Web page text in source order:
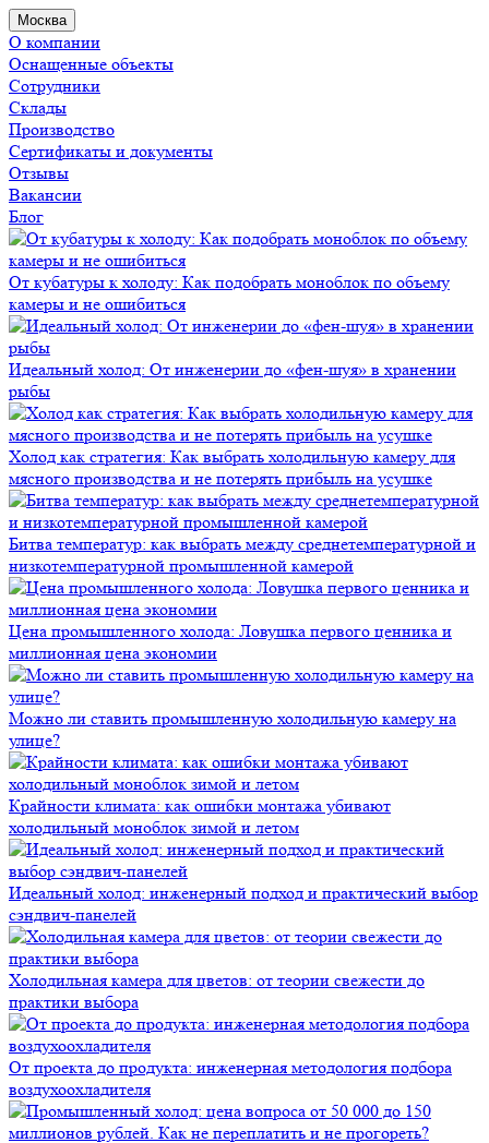
Москва
О компании
Оснащенные объекты
Сотрудники
Склады
Производство
Сертификаты и документы
Отзывы
Вакансии
Блог
От кубатуры к холоду: Как подобрать моноблок по объему
камеры и не ошибиться
Идеальный холод: От инженерии до «фен-шуя» в хранении
рыбы
Холод как стратегия: Как выбрать холодильную камеру для
мясного производства и не потерять прибыль на усушке
Битва температур: как выбрать между среднетемпературной и
низкотемпературной промышленной камерой
Цена промышленного холода: Ловушка первого ценника и
миллионная цена экономии
Можно ли ставить промышленную холодильную камеру на
улице?
Крайности климата: как ошибки монтажа убивают
холодильный моноблок зимой и летом
Идеальный холод: инженерный подход и практический выбор
сэндвич-панелей
Холодильная камера для цветов: от теории свежести до
практики выбора
От проекта до продукта: инженерная методология подбора
воздухоохладителя